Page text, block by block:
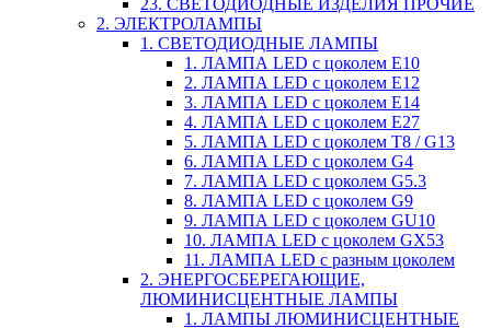
23. СВЕТОДИОДНЫЕ ИЗДЕЛИЯ ПРОЧИЕ
2. ЭЛЕКТРОЛАМПЫ
1. СВЕТОДИОДНЫЕ ЛАМПЫ
1. ЛАМПА LED c цоколем E10
2. ЛАМПА LED c цоколем E12
3. ЛАМПА LED c цоколем E14
4. ЛАМПА LED c цоколем E27
5. ЛАМПА LED c цоколем T8 / G13
6. ЛАМПА LED c цоколем G4
7. ЛАМПА LED c цоколем G5.3
8. ЛАМПА LED c цоколем G9
9. ЛАМПА LED c цоколем GU10
10. ЛАМПА LED c цоколем GX53
11. ЛАМПА LED c разным цоколем
2. ЭНЕРГОСБЕРЕГАЮЩИЕ,
ЛЮМИНИСЦЕНТНЫЕ ЛАМПЫ
1. ЛАМПЫ ЛЮМИНИСЦЕНТНЫЕ